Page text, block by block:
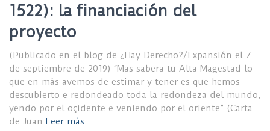
1522): la financiación del
proyecto
(Publicado en el blog de ¿Hay Derecho?/Expansión el 7
de septiembre de 2019) “Mas sabera tu Alta Magestad lo
que en más avemos de estimar y tener es que hemos
descubierto e redondeado toda la redondeza del mundo,
yendo por el oçidente e veniendo por el oriente” (Carta
de Juan Leer más